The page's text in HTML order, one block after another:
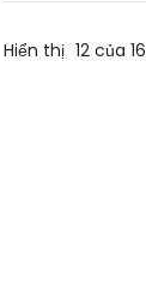
Hiển thị 12 của 16